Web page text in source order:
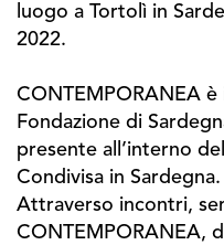
luogo a Tortolì in
2022.
CONTEMPORANEA
Fondazione di
presente all’interno
Condivisa in Sardegna.
Attraverso incontri,
CONTEMPORANEA,